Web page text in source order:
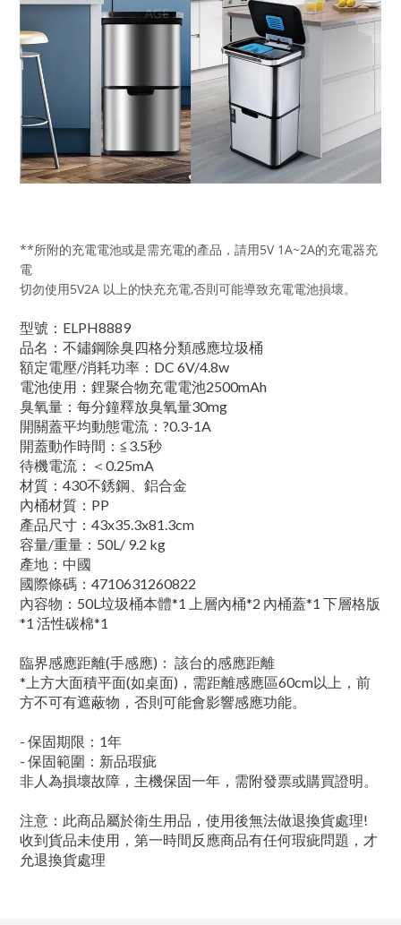
**所附的充電電池或是需充電的產品，請用5V 1A~2A的充電器充
電
切勿使用5V2A 以上的快充充電,否則可能導致充電電池損壞。
型號：ELPH8889
品名：不鏽鋼除臭四格分類感應垃圾桶
額定電壓/消耗功率：DC 6V/4.8w
電池使用：鋰聚合物充電電池2500mAh
臭氧量：每分鐘釋放臭氧量30mg
開關蓋平均動態電流：?0.3-1A
開蓋動作時間：≦3.5秒
待機電流：＜0.25mA
材質：430不銹鋼、鋁合金
內桶材質：PP
產品尺寸：43x35.3x81.3cm
容量/重量：50L/ 9.2 kg
產地：中國
國際條碼：4710631260822
內容物：50L垃圾桶本體*1 上層內桶*2 內桶蓋*1 下層格版
*1 活性碳棉*1
臨界感應距離(手感應)： 該台的感應距離
*上方大面積平面(如桌面)，需距離感應區60cm以上，前
方不可有遮蔽物，否則可能會影響感應功能。
- 保固期限：1年
- 保固範圍：新品瑕疵
非人為損壞故障，主機保固一年，需附發票或購買證明。
注意：此商品屬於衛生用品，使用後無法做退換貨處理!
收到貨品未使用，第一時間反應商品有任何瑕疵問題，才
允退換貨處理